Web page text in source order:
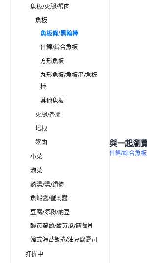
魚板/火腿/蟹肉
魚板
魚板條/黑輪棒
什錦/綜合魚板
方形魚板
丸形魚板/魚板串/魚板
棒
其他魚板
火腿/香腸
培根
蟹肉
小菜
泡菜
熱湯/湯/鍋物
魚蝦醬/蟹肉醬
豆腐/凉粉/納豆
醃黃蘿蔔/酸黃瓜/蘿蔔片
韓式海苔飯捲/油豆腐壽司
打折中
與一起瀏
什錦/綜合魚板